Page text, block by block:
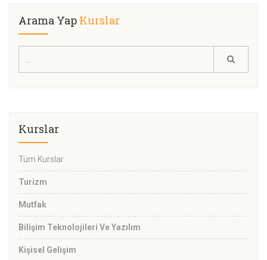
Arama Yap Kurslar
Kurslar
Tüm Kurslar
Turizm
Mutfak
Bilişim Teknolojileri Ve Yazılım
Kişisel Gelişim